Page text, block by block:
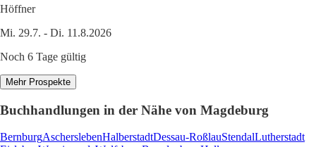
Höffner
Mi. 29.7. - Di. 11.8.2026
Noch 6 Tage gültig
Mehr Prospekte
Buchhandlungen in der Nähe von Magdeburg
BernburgAscherslebenHalberstadtDessau-RoßlauStendalLutherstadt